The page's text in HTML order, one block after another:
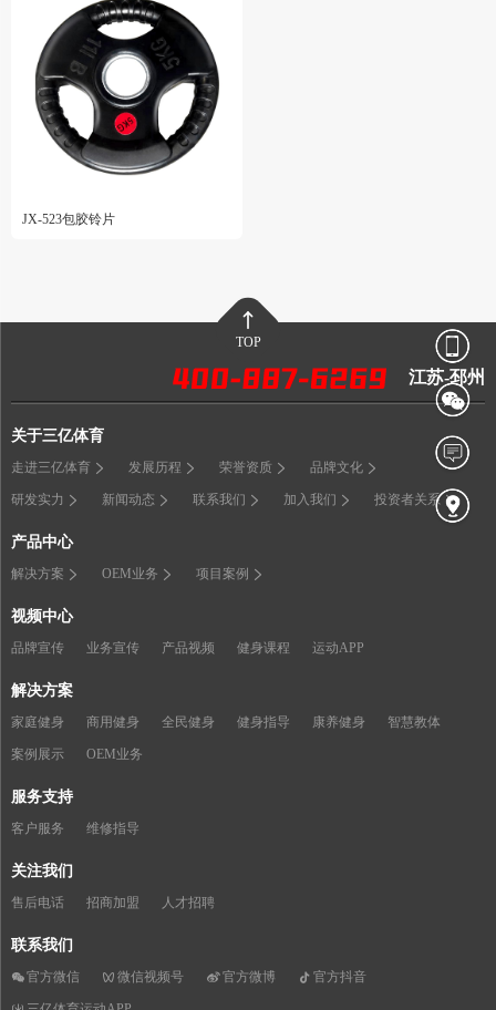
JX-523包胶铃片
TOP
江苏-邳州
关于三亿体育
走进三亿体育 发展历程 荣誉资质 品牌文化
研发实力 新闻动态 联系我们 加入我们 投资者关系
产品中心
解决方案 OEM业务 项目案例
视频中心
品牌宣传 业务宣传 产品视频 健身课程 运动APP
解决方案
家庭健身 商用健身 全民健身 健身指导 康养健身 智慧教体
案例展示 OEM业务
服务支持
客户服务 维修指导
关注我们
售后电话 招商加盟 人才招聘
联系我们
官方微信 微信视频号 官方微博 官方抖音